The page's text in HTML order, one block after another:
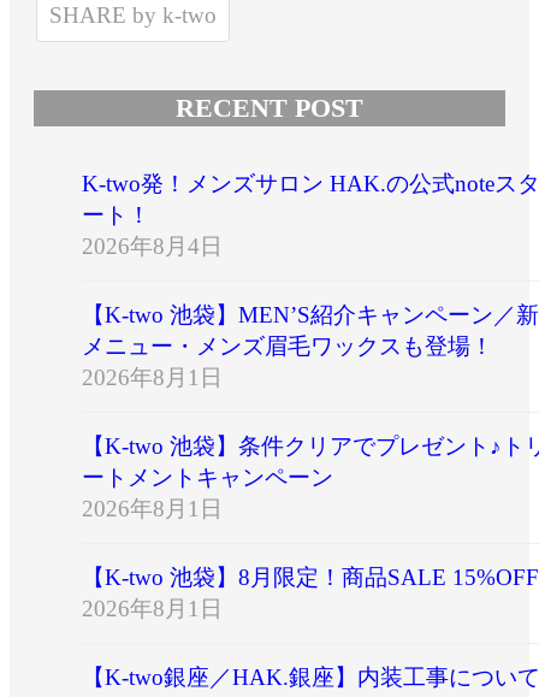
SHARE by k-two
RECENT POST
K-two発！メンズサロン HAK.の公式noteスタ
ート！
2026年8月4日
【K-two 池袋】MEN’S紹介キャンペーン／新
メニュー・メンズ眉毛ワックスも登場！
2026年8月1日
【K-two 池袋】条件クリアでプレゼント♪ト
ートメントキャンペーン
2026年8月1日
【K-two 池袋】8月限定！商品SALE 15%OFF
2026年8月1日
【K-two銀座／HAK.銀座】内装工事について